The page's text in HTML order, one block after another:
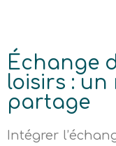
Échange
loisirs :
partage
Intégrer